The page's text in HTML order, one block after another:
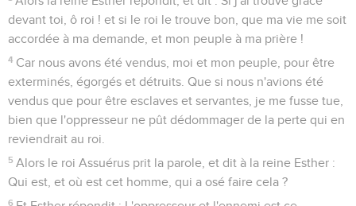
devant toi, ô roi ! et si le roi le trouve bon, que ma vie me soit
accordée à ma demande, et mon peuple à ma prière !
4 Car nous avons été vendus, moi et mon peuple, pour être
exterminés, égorgés et détruits. Que si nous n'avions été
vendus que pour être esclaves et servantes, je me fusse tue,
bien que l'oppresseur ne pût dédommager de la perte qui en
reviendrait au roi.
5 Alors le roi Assuérus prit la parole, et dit à la reine Esther :
Qui est, et où est cet homme, qui a osé faire cela ?
6